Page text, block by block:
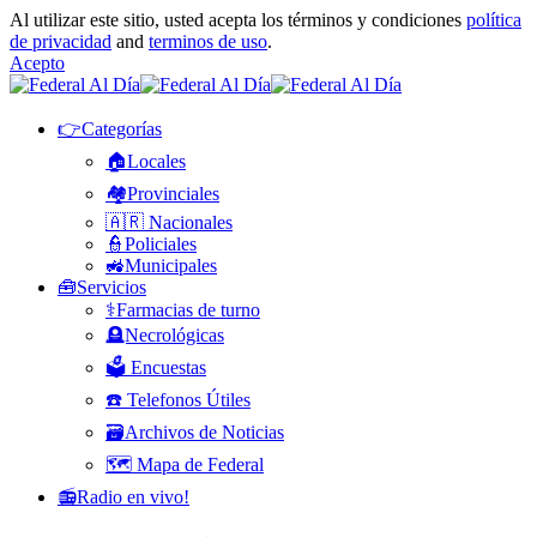
Al utilizar este sitio, usted acepta los términos y condiciones política
de privacidad and terminos de uso.
Acepto
👉Categorías
🏠Locales
🏘️Provinciales
🇦🇷 Nacionales
👮Policiales
🚜Municipales
🧰Servicios
⚕️Farmacias de turno
🪦Necrológicas
🗳️ Encuestas
☎️ Telefonos Útiles
🗃️Archivos de Noticias
🗺️ Mapa de Federal
📻Radio en vivo!